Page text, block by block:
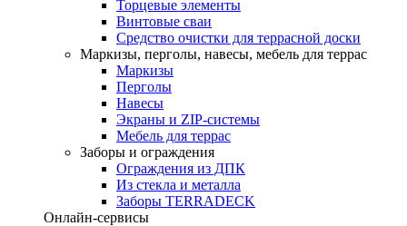
Торцевые элементы
Винтовые сваи
Средство очистки для террасной доски
Маркизы, перголы, навесы, мебель для террас
Маркизы
Перголы
Навесы
Экраны и ZIP-системы
Мебель для террас
Заборы и ограждения
Ограждения из ДПК
Из стекла и металла
Заборы TERRADECK
Онлайн-сервисы